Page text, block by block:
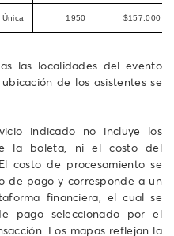
Única 1950 $157.000
las localidades del evento
de los asistentes se
indicado no incluye los
la boleta, ni el costo del
costo de procesamiento se
de pago y corresponde a un
financiera, el cual se
pago seleccionado por el
Los mapas reflejan la